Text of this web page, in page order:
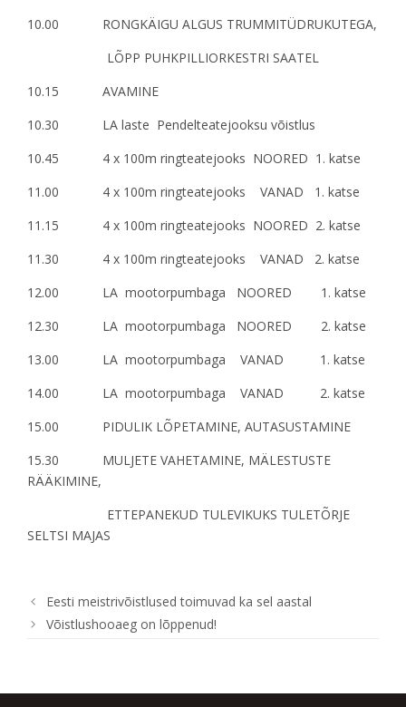
10.00 RONGKÄIGU ALGUS TRUMMITÜDRUKUTEGA,
LÕPP PUHKPILLIORKESTRI SAATEL
10.15 AVAMINE
10.30 LA laste Pendelteatejooksu võistlus
10.45 4 x 100m ringteatejooks NOORED 1. katse
11.00 4 x 100m ringteatejooks VANAD 1. katse
11.15 4 x 100m ringteatejooks NOORED 2. katse
11.30 4 x 100m ringteatejooks VANAD 2. katse
12.00 LA mootorpumbaga NOORED 1. katse
12.30 LA mootorpumbaga NOORED 2. katse
13.00 LA mootorpumbaga VANAD 1. katse
14.00 LA mootorpumbaga VANAD 2. katse
15.00 PIDULIK LÕPETAMINE, AUTASUSTAMINE
15.30 MULJETE VAHETAMINE, MÄLESTUSTE
RÄÄKIMINE,
ETTEPANEKUD TULEVIKUKS TULETÕRJE
SELTSI MAJAS
Eesti meistrivõistlused toimuvad ka sel aastal
Võistlushooaeg on lõppenud!